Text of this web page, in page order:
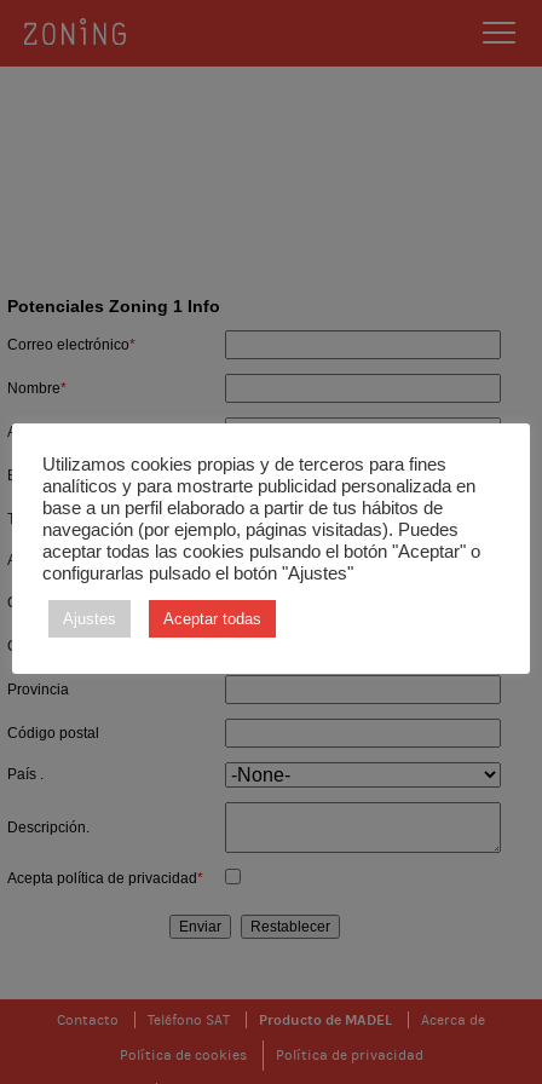
POTENCIALES ZONING 1
Potenciales Zoning 1 Info
Correo electrónico*
Nombre*
Apellidos
Empresa*
Teléfono*
Actividad*
Calle
Ciudad
Provincia
Código postal
País .
Descripción.
Acepta política de privacidad*
Contacto Teléfono SAT Producto de MADEL Acerca de
Política de cookies Política de privacidad
Utilizamos cookies propias y de terceros para fines
analíticos y para mostrarte publicidad personalizada en
base a un perfil elaborado a partir de tus hábitos de
navegación (por ejemplo, páginas visitadas). Puedes
aceptar todas las cookies pulsando el botón "Aceptar" o
configurarlas pulsado el botón "Ajustes"
Ajustes Aceptar todas